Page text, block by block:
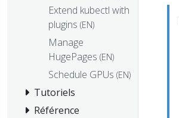
Extend kubectl with
plugins (EN)
Manage
HugePages (EN)
Schedule GPUs (EN)
Tutoriels
Référence